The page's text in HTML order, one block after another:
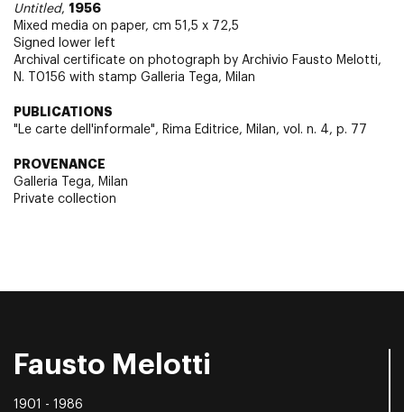
Untitled, 1956
Mixed media on paper, cm 51,5 x 72,5
Signed lower left
Archival certificate on photograph by Archivio Fausto Melotti,
N. T0156 with stamp Galleria Tega, Milan
PUBLICATIONS
"Le carte dell'informale", Rima Editrice, Milan, vol. n. 4, p. 77
PROVENANCE
Galleria Tega, Milan
Private collection
Fausto Melotti
1901 - 1986